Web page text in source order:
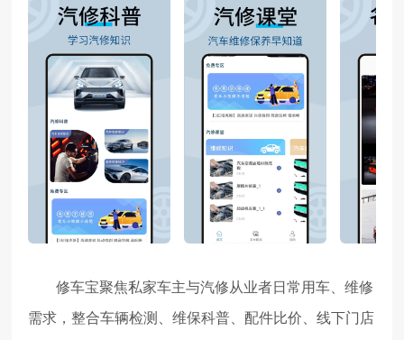
修车宝聚焦私家车主与汽修从业者日常用车、维修
需求，整合车辆检测、维保科普、配件比价、线下门店